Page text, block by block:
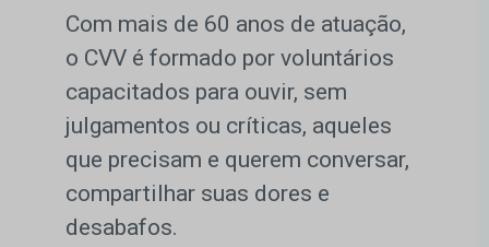
Com mais de 60 anos de atuação,
o CVV é formado por voluntários
capacitados para ouvir, sem
julgamentos ou críticas, aqueles
que precisam e querem conversar,
compartilhar suas dores e
desabafos.